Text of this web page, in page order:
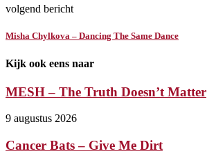
volgend bericht
Misha Chylkova – Dancing The Same Dance
Kijk ook eens naar
MESH – The Truth Doesn’t Matter
9 augustus 2026
Cancer Bats – Give Me Dirt